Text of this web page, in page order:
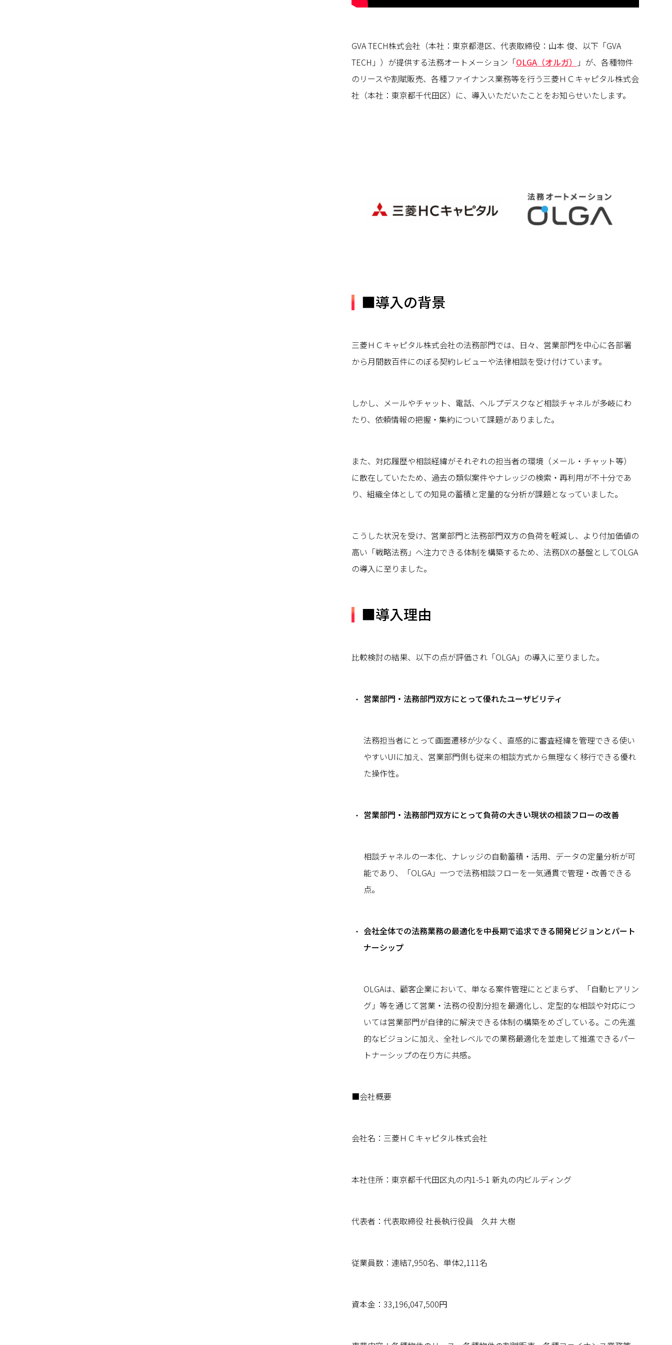
GVA TECH株式会社（本社：東京都港区、代表取締役：山本 俊、以下「GVA
TECH」）が提供する法務オートメーション「OLGA（オルガ）
」が、各種物件
のリースや割賦販売、各種ファイナンス業務等を行う三菱ＨＣキャピタル株式会
社（本社：東京都千代田区）に、導入いただいたことをお知らせいたします。
■導入の背景
三菱ＨＣキャピタル株式会社の法務部門では、日々、営業部門を中心に各部署
から月間数百件にのぼる契約レビューや法律相談を受け付けています。
しかし、メールやチャット、電話、ヘルプデスクなど相談チャネルが多岐にわ
たり、依頼情報の把握・集約について課題がありました。
また、対応履歴や相談経緯がそれぞれの担当者の環境（メール・チャット等）
に散在していたため、過去の類似案件やナレッジの検索・再利用が不十分であ
り、組織全体としての知見の蓄積と定量的な分析が課題となっていました。
こうした状況を受け、営業部門と法務部門双方の負荷を軽減し、より付加価値の
高い「戦略法務」へ注力できる体制を構築するため、法務DXの基盤としてOLGA
の導入に至りました。
■導入理由
比較検討の結果、以下の点が評価され「OLGA」の導入に至りました。
営業部門・法務部門双方にとって優れたユーザビリティ
法務担当者にとって画面遷移が少なく、直感的に審査経緯を管理できる使い
やすいUIに加え、営業部門側も従来の相談方式から無理なく移行できる優れ
た操作性。
営業部門・法務部門双方にとって負荷の大きい現状の相談フローの改善
相談チャネルの一本化、ナレッジの自動蓄積・活用、データの定量分析が可
能であり、「OLGA」一つで法務相談フローを一気通貫で管理・改善できる
点。
会社全体での法務業務の最適化を中長期で追求できる開発ビジョンとパート
ナーシップ
OLGAは、顧客企業において、単なる案件管理にとどまらず、「自動ヒアリン
グ」等を通じて営業・法務の役割分担を最適化し、定型的な相談や対応につ
いては営業部門が自律的に解決できる体制の構築をめざしている。この先進
的なビジョンに加え、全社レベルでの業務最適化を並走して推進できるパー
トナーシップの在り方に共感。
■会社概要
会社名：三菱ＨＣキャピタル株式会社
本社住所：東京都千代田区丸の内1-5-1 新丸の内ビルディング
代表者：代表取締役 社長執行役員 久井 大樹
従業員数：連結7,950名、単体2,111名
資本金：33,196,047,500円